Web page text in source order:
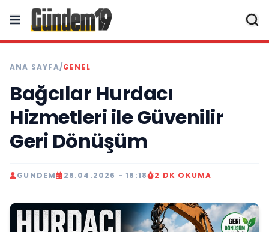
ANA SAYFA/GENEL
Bağcılar Hurdacı
Hizmetleri ile Güvenilir
Geri Dönüşüm
GUNDEM 28.04.2026 - 18:18 2 DK OKUMA